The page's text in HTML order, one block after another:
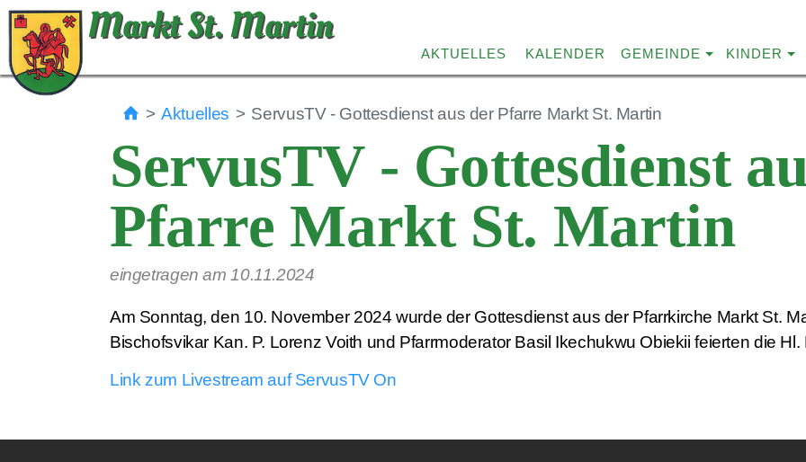
Markt St. Martin
AKTUELLES KALENDER GEMEINDE KINDER
Aktuelles ServusTV - Gottesdienst aus der Pfarre Markt St. Martin
ServusTV - Gottesdienst
Pfarre Markt St. Martin
eingetragen am 10.11.2024
Am Sonntag, den 10. November 2024 wurde der Gottesdienst aus der Pfarrkirche Markt St.
Bischofsvikar Kan. P. Lorenz Voith und Pfarrmoderator Basil Ikechukwu Obiekii feierten die
Link zum Livestream auf ServusTV On